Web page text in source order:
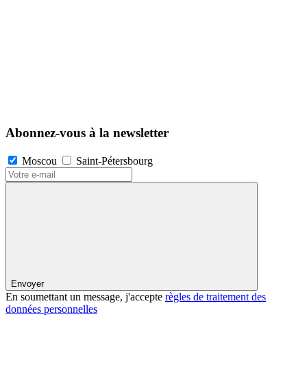
Abonnez-vous à la newsletter
Moscou Saint-Pétersbourg
Envoyer
En soumettant un message, j'accepte règles de traitement des
données personnelles